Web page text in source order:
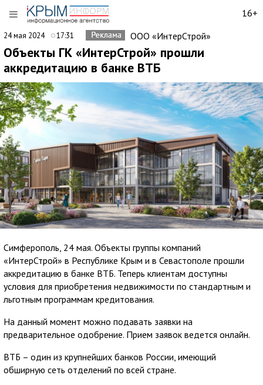
16+
24 мая 2024 17:31 ООО «ИнтерСтрой»
Объекты ГК «ИнтерСтрой» прошли
аккредитацию в банке ВТБ
Симферополь, 24 мая. Объекты группы компаний
«ИнтерСтрой» в Республике Крым и в Севастополе прошли
аккредитацию в банке ВТБ. Теперь клиентам доступны
условия для приобретения недвижимости по стандартным и
льготным программам кредитования.
На данный момент можно подавать заявки на
предварительное одобрение. Прием заявок ведется онлайн.
ВТБ – один из крупнейших банков России, имеющий
обширную сеть отделений по всей стране.